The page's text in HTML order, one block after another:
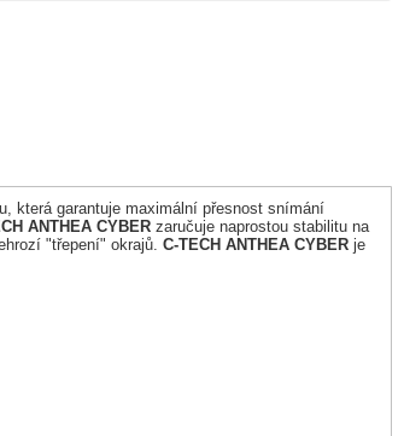
která garantuje maximální přesnost snímání
ANTHEA CYBER zaručuje naprostou stabilitu na
"třepení" okrajů. C-TECH ANTHEA CYBER je